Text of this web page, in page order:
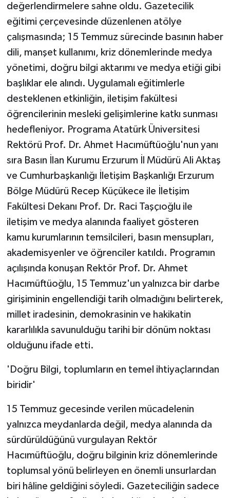
değerlendirmelere sahne oldu. Gazetecilik
eğitimi çerçevesinde düzenlenen atölye
çalışmasında; 15 Temmuz sürecinde basının haber
dili, manşet kullanımı, kriz dönemlerinde medya
yönetimi, doğru bilgi aktarımı ve medya etiği gibi
başlıklar ele alındı. Uygulamalı eğitimlerle
desteklenen etkinliğin, iletişim fakültesi
öğrencilerinin mesleki gelişimlerine katkı sunması
hedefleniyor. Programa Atatürk Üniversitesi
Rektörü Prof. Dr. Ahmet Hacımüftüoğlu'nun yanı
sıra Basın İlan Kurumu Erzurum İl Müdürü Ali Aktaş
ve Cumhurbaşkanlığı İletişim Başkanlığı Erzurum
Bölge Müdürü Recep Küçükece ile İletişim
Fakültesi Dekanı Prof. Dr. Raci Taşçıoğlu ile
iletişim ve medya alanında faaliyet gösteren
kamu kurumlarının temsilcileri, basın mensupları,
akademisyenler ve öğrenciler katıldı. Programın
açılışında konuşan Rektör Prof. Dr. Ahmet
Hacımüftüoğlu, 15 Temmuz'un yalnızca bir darbe
girişiminin engellendiği tarih olmadığını belirterek,
millet iradesinin, demokrasinin ve hakikatin
kararlılıkla savunulduğu tarihi bir dönüm noktası
olduğunu ifade etti.
'Doğru Bilgi, toplumların en temel ihtiyaçlarından
biridir'
15 Temmuz gecesinde verilen mücadelenin
yalnızca meydanlarda değil, medya alanında da
sürdürüldüğünü vurgulayan Rektör
Hacımüftüoğlu, doğru bilginin kriz dönemlerinde
toplumsal yönü belirleyen en önemli unsurlardan
biri hâline geldiğini söyledi. Gazeteciliğin sadece